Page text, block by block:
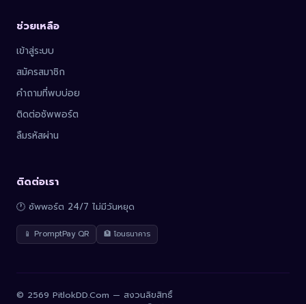
ช่วยเหลือ
เข้าสู่ระบบ
สมัครสมาชิก
คำถามที่พบบ่อย
ติดต่อซัพพอร์ต
ลืมรหัสผ่าน
ติดต่อเรา
🕐 ซัพพอร์ต 24/7 ไม่มีวันหยุด
📱 PromptPay QR 🏦 โอนธนาคาร
© 2569 PitlokDD.Com — สงวนลิขสิทธิ์